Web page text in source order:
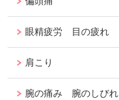
眼精疲労 目の疲れ
肩こり
腕の痛み 腕のしびれ